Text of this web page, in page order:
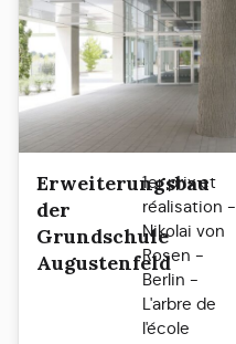
Erweiterungsbau
der
Grundschule
Augustenfeld
1er prix et
réalisation -
Nikolai von
Rosen -
Berlin -
L'arbre de
l'école